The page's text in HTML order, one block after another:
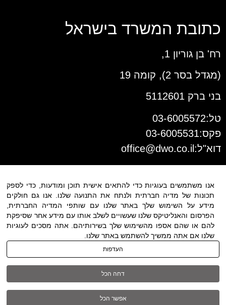
כתובת המשרד בישראל
רח' בן גוריון 1,
(מגדל בסר 2), קומה 19
בני ברק 5112601
טל:03-6005572
פקס:03-6005531
דוא"ל: office@dwo.co.il
תנאי שימוש הצהרת נגישות
| כל
הזכויות שמורות ל DWO ©
אנו משתמשים בעוגיות כדי להתאים אישית תוכן ומודעות, כדי לספק
תכונות של מדיה חברתית ולנתח את התנועה שלנו. אנו גם חולקים
מידע על השימוש שלך באתר שלנו עם שותפי המדיה החברתית,
הפרסום והאנליטיקס שלנו שעשויים לשלב אותו עם מידע אחר שסיפקת
להם או שהם אספו מהשימוש שלך בשירותיהם. אתה מסכים לעוגיות
שלנו אם אתה ממשיך להשתמש באתר שלנו.
העדפות
דחה הכל
אפשר הכל